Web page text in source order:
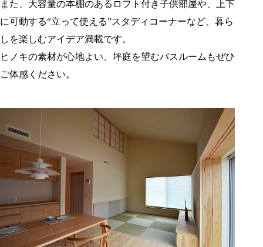
また、大容量の本棚のあるロフト付き子供部屋や、上下
に可動する“立って使える”スタディコーナーなど、暮ら
しを楽しむアイデア満載です。
ヒノキの素材が心地よい、坪庭を望むバスルームもぜひ
ご体感ください。